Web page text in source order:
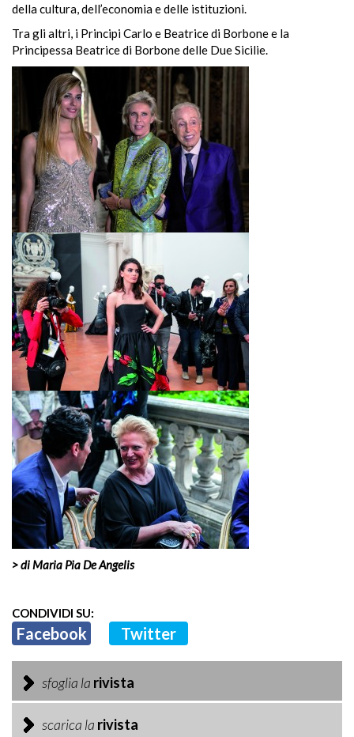
della cultura, dell’economia e delle istituzioni.
Tra gli altri, i Principi Carlo e Beatrice di Borbone e la
Principessa Beatrice di Borbone delle Due Sicilie.
> di Maria Pia De Angelis
CONDIVIDI SU:
Facebook Twitter
sfoglia la rivista
scarica la rivista